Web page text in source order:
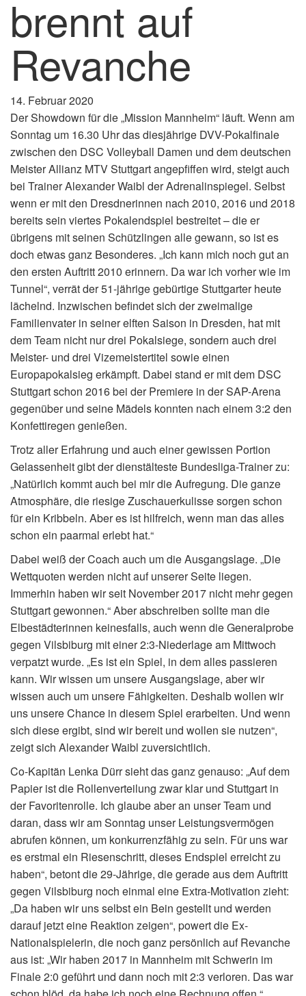
brennt auf
Revanche
14. Februar 2020
Der Showdown für die „Mission Mannheim“ läuft. Wenn am
Sonntag um 16.30 Uhr das diesjährige DVV-Pokalfinale
zwischen den DSC Volleyball Damen und dem deutschen
Meister Allianz MTV Stuttgart angepfiffen wird, steigt auch
bei Trainer Alexander Waibl der Adrenalinspiegel. Selbst
wenn er mit den Dresdnerinnen nach 2010, 2016 und 2018
bereits sein viertes Pokalendspiel bestreitet – die er
übrigens mit seinen Schützlingen alle gewann, so ist es
doch etwas ganz Besonderes. „Ich kann mich noch gut an
den ersten Auftritt 2010 erinnern. Da war ich vorher wie im
Tunnel“, verrät der 51-jährige gebürtige Stuttgarter heute
lächelnd. Inzwischen befindet sich der zweimalige
Familienvater in seiner elften Saison in Dresden, hat mit
dem Team nicht nur drei Pokalsiege, sondern auch drei
Meister- und drei Vizemeistertitel sowie einen
Europapokalsieg erkämpft. Dabei stand er mit dem DSC
Stuttgart schon 2016 bei der Premiere in der SAP-Arena
gegenüber und seine Mädels konnten nach einem 3:2 den
Konfettiregen genießen.
Trotz aller Erfahrung und auch einer gewissen Portion
Gelassenheit gibt der dienstälteste Bundesliga-Trainer zu:
„Natürlich kommt auch bei mir die Aufregung. Die ganze
Atmosphäre, die riesige Zuschauerkulisse sorgen schon
für ein Kribbeln. Aber es ist hilfreich, wenn man das alles
schon ein paarmal erlebt hat.“
Dabei weiß der Coach auch um die Ausgangslage. „Die
Wettquoten werden nicht auf unserer Seite liegen.
Immerhin haben wir seit November 2017 nicht mehr gegen
Stuttgart gewonnen.“ Aber abschreiben sollte man die
Elbestädterinnen keinesfalls, auch wenn die Generalprobe
gegen Vilsbiburg mit einer 2:3-Niederlage am Mittwoch
verpatzt wurde. „Es ist ein Spiel, in dem alles passieren
kann. Wir wissen um unsere Ausgangslage, aber wir
wissen auch um unsere Fähigkeiten. Deshalb wollen wir
uns unsere Chance in diesem Spiel erarbeiten. Und wenn
sich diese ergibt, sind wir bereit und wollen sie nutzen“,
zeigt sich Alexander Waibl zuversichtlich.
Co-Kapitän Lenka Dürr sieht das ganz genauso: „Auf dem
Papier ist die Rollenverteilung zwar klar und Stuttgart in
der Favoritenrolle. Ich glaube aber an unser Team und
daran, dass wir am Sonntag unser Leistungsvermögen
abrufen können, um konkurrenzfähig zu sein. Für uns war
es erstmal ein Riesenschritt, dieses Endspiel erreicht zu
haben“, betont die 29-Jährige, die gerade aus dem Auftritt
gegen Vilsbiburg noch einmal eine Extra-Motivation zieht:
„Da haben wir uns selbst ein Bein gestellt und werden
darauf jetzt eine Reaktion zeigen“, powert die Ex-
Nationalspielerin, die noch ganz persönlich auf Revanche
aus ist: „Wir haben 2017 in Mannheim mit Schwerin im
Finale 2:0 geführt und dann noch mit 2:3 verloren. Das war